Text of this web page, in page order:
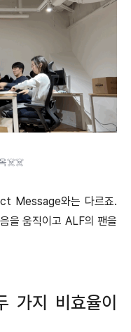
옥☠️☠️
Message와는 다르죠.
을 움직이고 ALF의 팬을
가지 비효율이